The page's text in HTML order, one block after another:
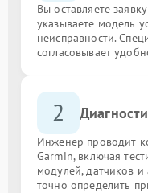
Вы оставляете
указываете модель
неисправности.
согласовывает
2
Инженер проводит
Garmin, включая
модулей, датчиков и
точно определить